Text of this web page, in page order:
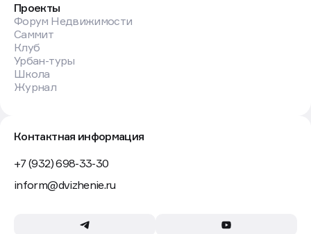
Проекты
Форум Недвижимости
Саммит
Клуб
Урбан-туры
Школа
Журнал
Контактная информация
+7 (932) 698-33-30
inform@dvizhenie.ru